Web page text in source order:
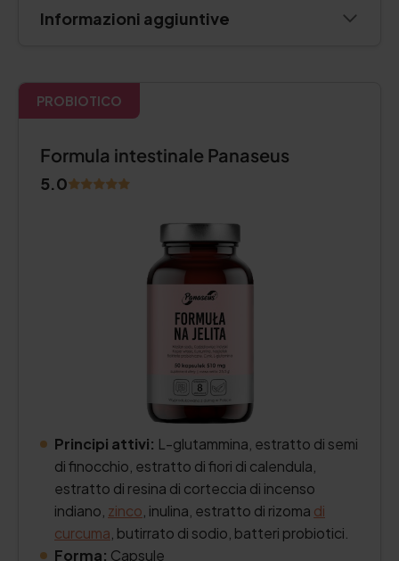
Informazioni aggiuntive
PROBIOTICO
Formula intestinale Panaseus
5.0
Principi attivi: L-glutammina, estratto di semi
di finocchio, estratto di fiori di calendula,
estratto di resina di corteccia di incenso
indiano, zinco , inulina, estratto di rizoma di
curcuma , butirrato di sodio, batteri probiotici.
Forma: Capsule